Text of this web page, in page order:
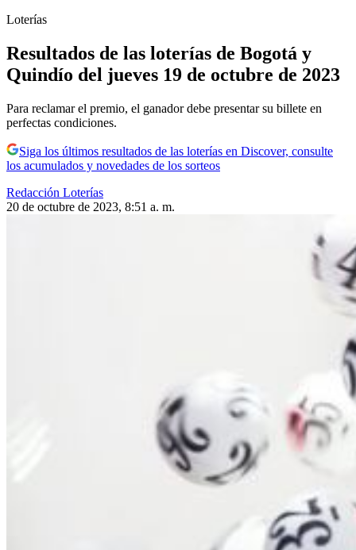
Loterías
Resultados de las loterías de Bogotá y
Quindío del jueves 19 de octubre de 2023
Para reclamar el premio, el ganador debe presentar su billete en
perfectas condiciones.
Siga los últimos resultados de las loterías en Discover, consulte
los acumulados y novedades de los sorteos
Redacción Loterías
20 de octubre de 2023, 8:51 a. m.